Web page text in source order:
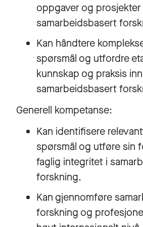
oppgaver og
samarbeidsbasert
Kan håndtere
spørsmål og utfordre
kunnskap og praksis
samarbeidsbasert
Generell kompetanse:
Kan identifisere
spørsmål og utføre sin
faglig integritet i
forskning.
Kan gjennomføre
forskning og